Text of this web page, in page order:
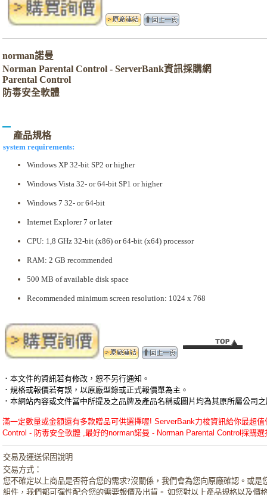
norman諾曼
Norman Parental Control - ServerBank資訊採購網
Parental Control
防毒安全軟體
產品規格
system requirements:
Windows XP 32-bit SP2 or higher
Windows Vista 32- or 64-bit SP1 or higher
Windows 7 32- or 64-bit
Internet Explorer 7 or later
CPU: 1,8 GHz 32-bit (x86) or 64-bit (x64) processor
RAM: 2 GB recommended
500 MB of available disk space
Recommended minimum screen resolution: 1024 x 768
．本文件的資訊若有修改，恕不另行通知。
．規格或報價若有誤，以原廠型錄或正式報價單為主。
．本網站內容或文件當中所提及之品牌及產品名稱或圖片均為其原所屬公司
滿一定數量或金額還有多款贈品可供選擇喔! ServerBank力梭資訊給你最超
Control - 防毒安全軟體 ,最好的norman諾曼 - Norman Parental Control採購
交易及運送保固說明
交易方式：
您不確定以上商品是否符合您的需求?沒關係，我們會為您向原廠確認。或是
組件，我們都可彈性配合您的需要報價及出貨。 如您對以上產品規格以及價